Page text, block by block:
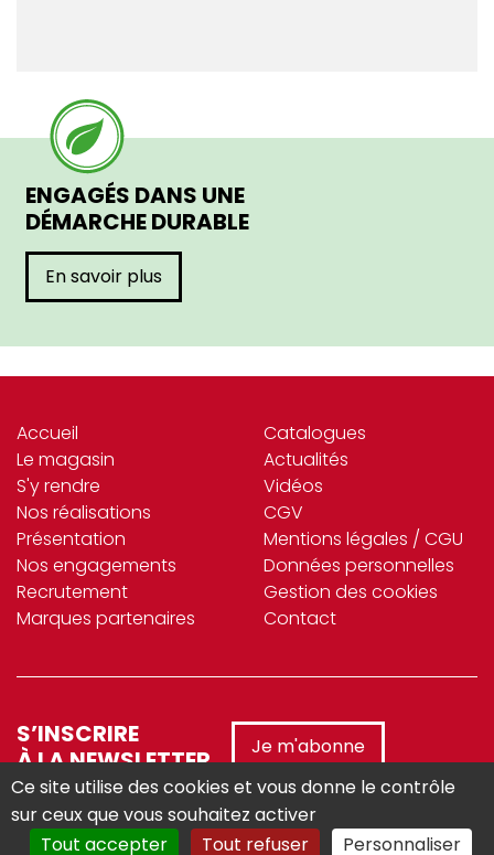
ENGAGÉS DANS UNE
DÉMARCHE DURABLE
En savoir plus
Accueil
Le magasin
S'y rendre
Nos réalisations
Présentation
Nos engagements
Recrutement
Marques partenaires
Catalogues
Actualités
Vidéos
CGV
Mentions légales / CGU
Données personnelles
Gestion des cookies
Contact
S’INSCRIRE
À LA NEWSLETTER
Je m'abonne
Ce site utilise des cookies et vous donne le contrôle
sur ceux que vous souhaitez activer
Tout accepter
Tout refuser Personnaliser